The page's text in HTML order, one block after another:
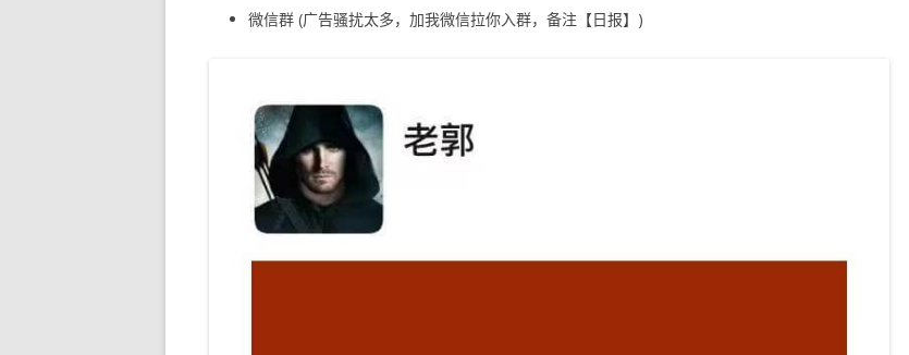
微信群 (广告骚扰太多，加我微信拉你入群，备注【日报】)